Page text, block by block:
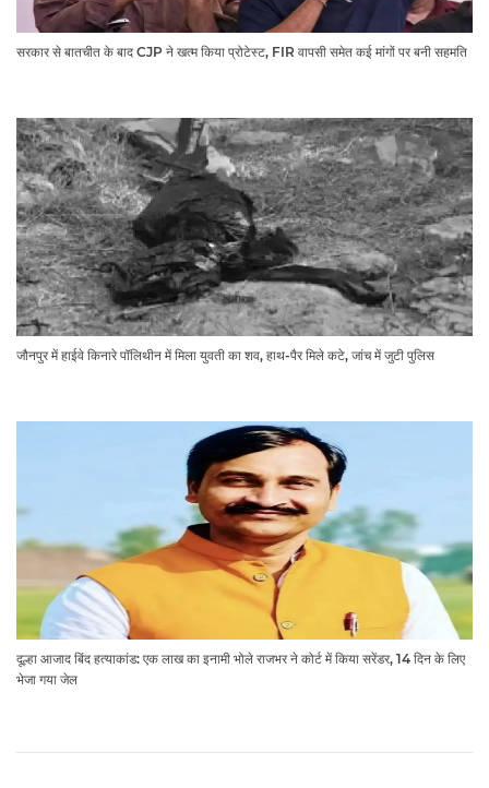
सरकार से बातचीत के बाद CJP ने खत्म किया प्रोटेस्ट, FIR वापसी समेत कई मांगों पर बनी सहमति
जौनपुर में हाईवे किनारे पॉलिथीन में मिला युवती का शव, हाथ-पैर मिले कटे, जांच में जुटी पुलिस
दूल्हा आजाद बिंद हत्याकांड: एक लाख का इनामी भोले राजभर ने कोर्ट में किया सरेंडर, 14 दिन के लिए
भेजा गया जेल